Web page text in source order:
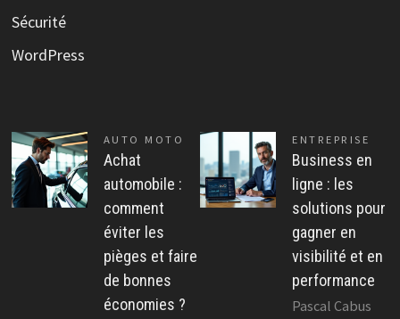
Sécurité
WordPress
AUTO MOTO
Achat
automobile :
comment
éviter les
pièges et faire
de bonnes
économies ?
ENTREPRISE
Business en
ligne : les
solutions pour
gagner en
visibilité et en
performance
Pascal Cabus